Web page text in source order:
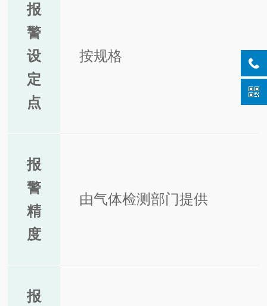
报
警
设
定
点
按规格
报
警
精
度
由气体检测部门提供
报